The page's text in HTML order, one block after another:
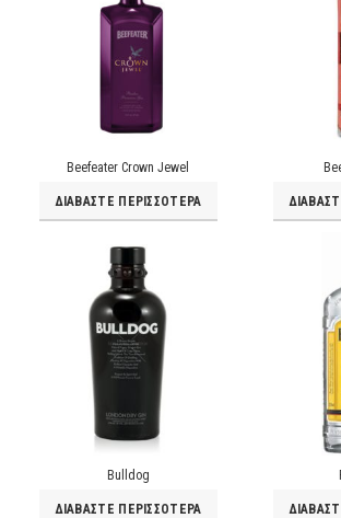
Beefeater Crown Jewel
ΔΙΑΒΆΣΤΕ ΠΕΡΙΣΣΌΤΕΡΑ
Bulldog
ΔΙΑΒΆΣΤΕ ΠΕΡΙΣΣΌΤΕΡΑ